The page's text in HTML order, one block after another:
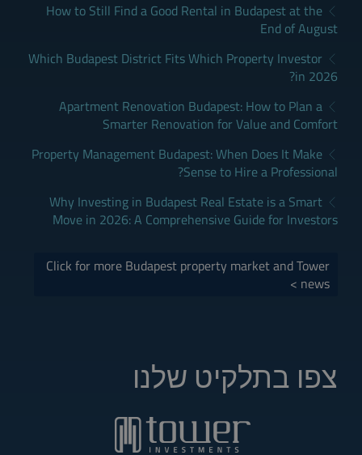
How to Still Find a Good Rental in Budapest at the
End of August
Which Budapest District Fits Which Property Investor
in 2026?
Apartment Renovation Budapest: How to Plan a
Smarter Renovation for Value and Comfort
Property Management Budapest: When Does It Make
Sense to Hire a Professional?
Why Investing in Budapest Real Estate is a Smart
Move in 2026: A Comprehensive Guide for Investors
Click for more Budapest property market and Tower
news >
צפו בתלקיט שלנו